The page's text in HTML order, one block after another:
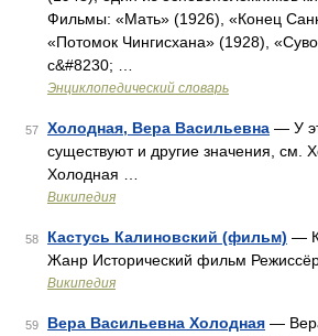
Фильмы: «Мать» (1926), «Конец
«Потомок Чингисхана» (1928),
с&#8230; …
Энциклопедический словарь
57 Холодная, Вера Васильевна — У
существуют и другие значения, см.
Холодная …
Википедия
58 Кастусь Калиновский (фильм) —
Жанр Исторический фильм
Википедия
59 Вера Васильевна Холодная —